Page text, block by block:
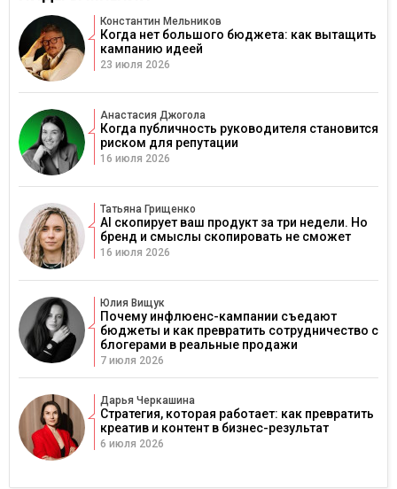
Константин Мельников
Когда нет большого бюджета: как вытащить
кампанию идеей
23 июля 2026
Анастасия Джогола
Когда публичность руководителя становится
риском для репутации
16 июля 2026
Татьяна Грищенко
AI скопирует ваш продукт за три недели. Но
бренд и смыслы скопировать не сможет
16 июля 2026
Юлия Вищук
Почему инфлюенс-кампании съедают
бюджеты и как превратить сотрудничество с
блогерами в реальные продажи
7 июля 2026
Дарья Черкашина
Стратегия, которая работает: как превратить
креатив и контент в бизнес-результат
6 июля 2026